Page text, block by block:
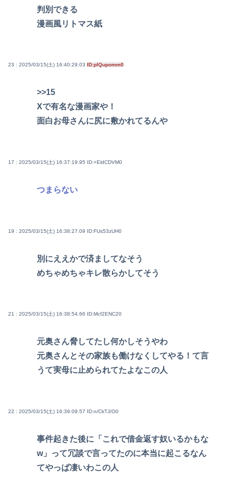
判別できる
漫画風リトマス紙
23 : 2025/03/15(土) 16:40:29.03 ID:plQupomm0
>>15
Xで有名な漫画家や！
面白お母さんに尻に敷かれてるんや
17 : 2025/03/15(土) 16:37:19.95 ID:+EldCDVM0
つまらない
19 : 2025/03/15(土) 16:38:27.09 ID:FUs53zUH0
別にええかで済ましてなそう
めちゃめちゃキレ散らかしてそう
21 : 2025/03/15(土) 16:38:54.66 ID:Mcf2ENC20
元奥さん脅してたし何かしそうやわ
元奥さんとその家族も働けなくしてやる！て言
うて実母に止められてたよなこの人
22 : 2025/03/15(土) 16:39:09.57 ID:n/CkTJ/O0
事件起きた後に「これで借金返す奴いるかもな
w」って冗談で言ってたのに本当に起こるなん
てやっぱ凄いわこの人